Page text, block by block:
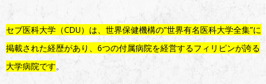
セブ医科大学（CDU）は、世界保健機構の”世界有名医科大学全集”に
掲載された経歴があり、6つの付属病院を経営するフィリピンが誇る
大学病院です。